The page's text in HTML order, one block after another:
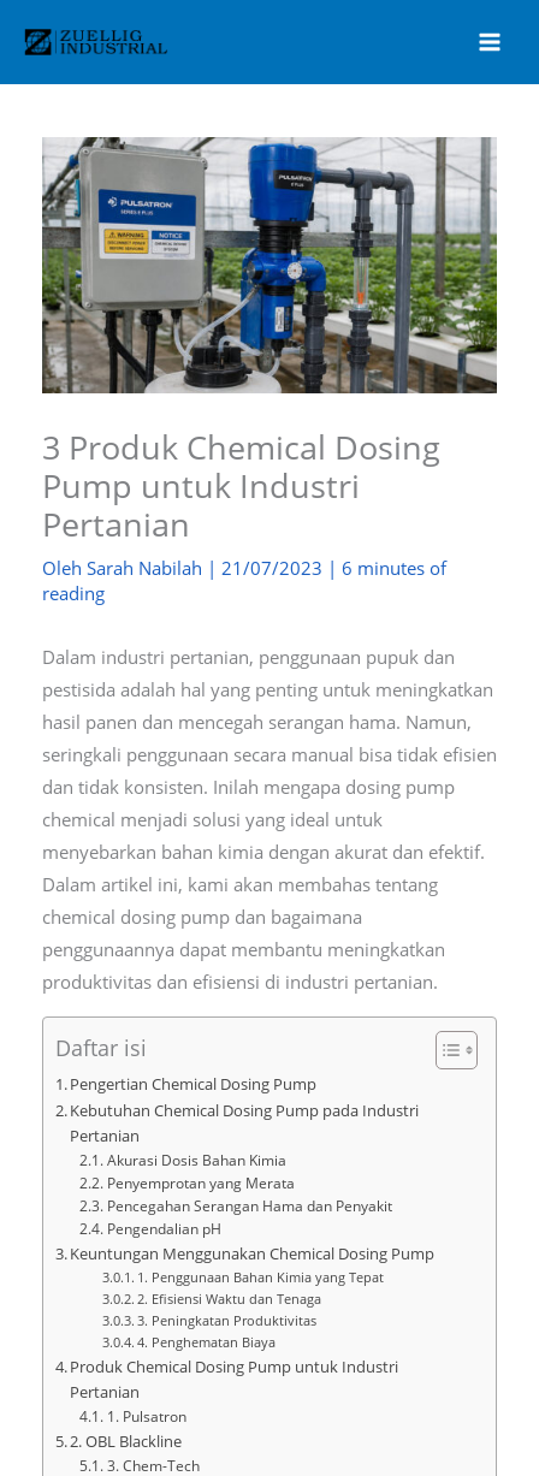
konten
3 Produk Chemical Dosing
Pump untuk Industri
Pertanian
Oleh Sarah Nabilah | 21/07/2023 | 6 minutes of
reading
Dalam industri pertanian, penggunaan pupuk dan
pestisida adalah hal yang penting untuk meningkatkan
hasil panen dan mencegah serangan hama. Namun,
seringkali penggunaan secara manual bisa tidak efisien
dan tidak konsisten. Inilah mengapa dosing pump
chemical menjadi solusi yang ideal untuk
menyebarkan bahan kimia dengan akurat dan efektif.
Dalam artikel ini, kami akan membahas tentang
chemical dosing pump dan bagaimana
penggunaannya dapat membantu meningkatkan
produktivitas dan efisiensi di industri pertanian.
Daftar isi
Pengertian Chemical Dosing Pump
Kebutuhan Chemical Dosing Pump pada Industri
Pertanian
Akurasi Dosis Bahan Kimia
Penyemprotan yang Merata
Pencegahan Serangan Hama dan Penyakit
Pengendalian pH
Keuntungan Menggunakan Chemical Dosing Pump
1. Penggunaan Bahan Kimia yang Tepat
2. Efisiensi Waktu dan Tenaga
3. Peningkatan Produktivitas
4. Penghematan Biaya
Produk Chemical Dosing Pump untuk Industri
Pertanian
1. Pulsatron
2. OBL Blackline
3. Chem-Tech